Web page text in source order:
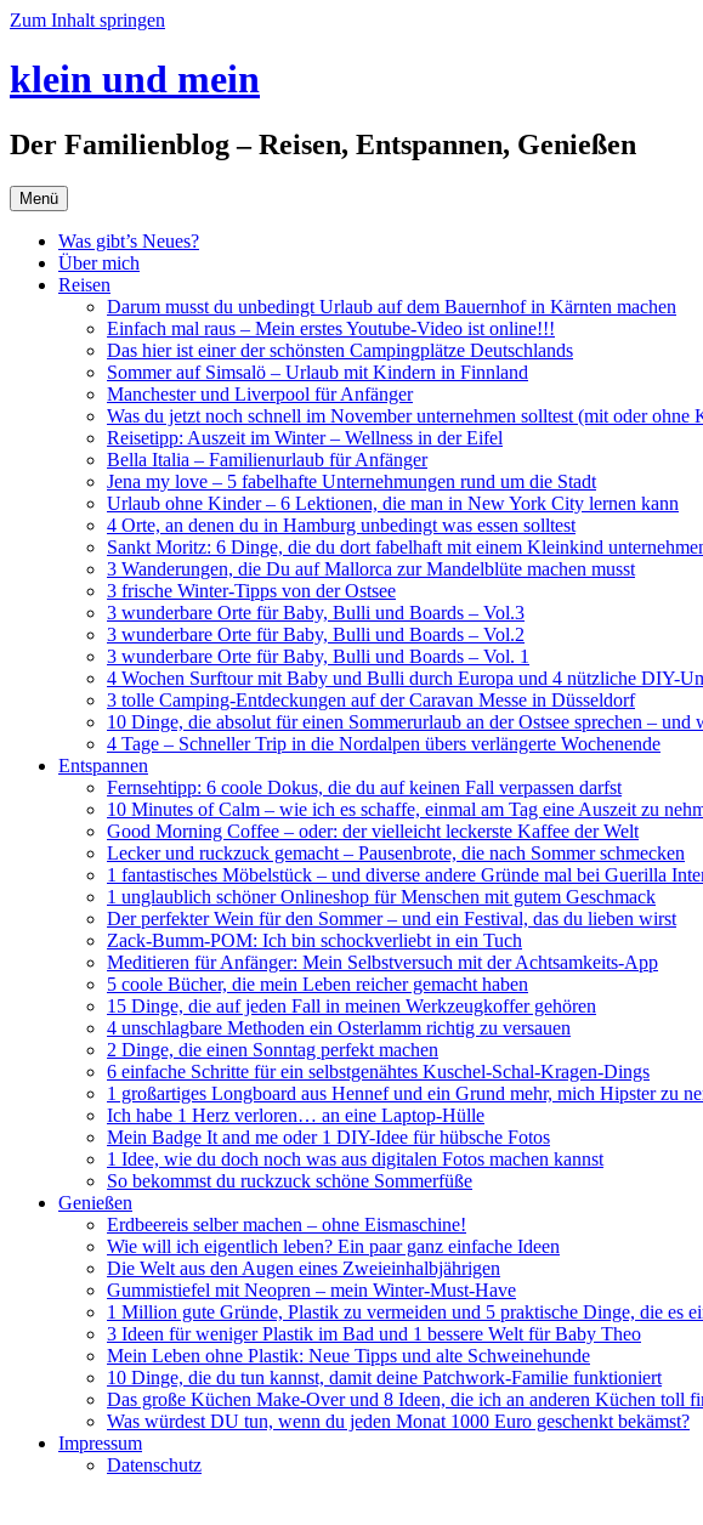
Zum Inhalt springen
klein und mein
Der Familienblog – Reisen, Entspannen, Genießen
Menü
Was gibt’s Neues?
Über mich
Reisen
Darum musst du unbedingt Urlaub auf dem Bauernhof in Kärnten machen
Einfach mal raus – Mein erstes Youtube-Video ist online!!!
Das hier ist einer der schönsten Campingplätze Deutschlands
Sommer auf Simsalö – Urlaub mit Kindern in Finnland
Manchester und Liverpool für Anfänger
Was du jetzt noch schnell im November unternehmen solltest (mit oder ohne
Reisetipp: Auszeit im Winter – Wellness in der Eifel
Bella Italia – Familienurlaub für Anfänger
Jena my love – 5 fabelhafte Unternehmungen rund um die Stadt
Urlaub ohne Kinder – 6 Lektionen, die man in New York City lernen kann
4 Orte, an denen du in Hamburg unbedingt was essen solltest
Sankt Moritz: 6 Dinge, die du dort fabelhaft mit einem Kleinkind
3 Wanderungen, die Du auf Mallorca zur Mandelblüte machen musst
3 frische Winter-Tipps von der Ostsee
3 wunderbare Orte für Baby, Bulli und Boards – Vol.3
3 wunderbare Orte für Baby, Bulli und Boards – Vol.2
3 wunderbare Orte für Baby, Bulli und Boards – Vol. 1
4 Wochen Surftour mit Baby und Bulli durch Europa und 4 nützliche DIY-
3 tolle Camping-Entdeckungen auf der Caravan Messe in Düsseldorf
10 Dinge, die absolut für einen Sommerurlaub an der Ostsee sprechen –
4 Tage – Schneller Trip in die Nordalpen übers verlängerte Wochenende
Entspannen
Fernsehtipp: 6 coole Dokus, die du auf keinen Fall verpassen darfst
10 Minutes of Calm – wie ich es schaffe, einmal am Tag eine Auszeit zu
Good Morning Coffee – oder: der vielleicht leckerste Kaffee der Welt
Lecker und ruckzuck gemacht – Pausenbrote, die nach Sommer schmecken
1 fantastisches Möbelstück – und diverse andere Gründe mal bei Guerilla
1 unglaublich schöner Onlineshop für Menschen mit gutem Geschmack
Der perfekter Wein für den Sommer – und ein Festival, das du lieben wirst
Zack-Bumm-POM: Ich bin schockverliebt in ein Tuch
Meditieren für Anfänger: Mein Selbstversuch mit der Achtsamkeits-App
5 coole Bücher, die mein Leben reicher gemacht haben
15 Dinge, die auf jeden Fall in meinen Werkzeugkoffer gehören
4 unschlagbare Methoden ein Osterlamm richtig zu versauen
2 Dinge, die einen Sonntag perfekt machen
6 einfache Schritte für ein selbstgenähtes Kuschel-Schal-Kragen-Dings
1 großartiges Longboard aus Hennef und ein Grund mehr, mich Hipster zu
Ich habe 1 Herz verloren… an eine Laptop-Hülle
Mein Badge It and me oder 1 DIY-Idee für hübsche Fotos
1 Idee, wie du doch noch was aus digitalen Fotos machen kannst
So bekommst du ruckzuck schöne Sommerfüße
Genießen
Erdbeereis selber machen – ohne Eismaschine!
Wie will ich eigentlich leben? Ein paar ganz einfache Ideen
Die Welt aus den Augen eines Zweieinhalbjährigen
Gummistiefel mit Neopren – mein Winter-Must-Have
1 Million gute Gründe, Plastik zu vermeiden und 5 praktische Dinge, die es
3 Ideen für weniger Plastik im Bad und 1 bessere Welt für Baby Theo
Mein Leben ohne Plastik: Neue Tipps und alte Schweinehunde
10 Dinge, die du tun kannst, damit deine Patchwork-Familie funktioniert
Das große Küchen Make-Over und 8 Ideen, die ich an anderen Küchen toll
Was würdest DU tun, wenn du jeden Monat 1000 Euro geschenkt bekämst?
Impressum
Datenschutz